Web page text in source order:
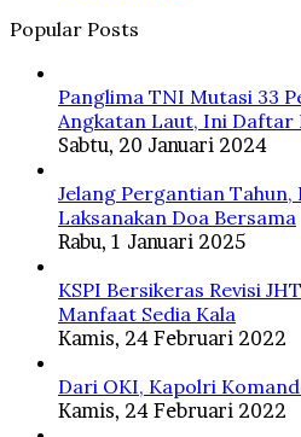
Popular Posts
Panglima TNI Mutasi 33
Angkatan Laut, Ini Daftar
Sabtu, 20 Januari 2024
Jelang Pergantian Tahun,
Laksanakan Doa Bersama
Rabu, 1 Januari 2025
KSPI Bersikeras Revisi
Manfaat Sedia Kala
Kamis, 24 Februari 2022
Dari OKI, Kapolri
Kamis, 24 Februari 2022